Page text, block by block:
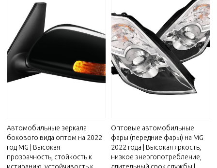
Автомобильные зеркала
бокового вида оптом на 2022
год MG | Высокая
прозрачность, стойкость к
истиранию, устойчивость к
Оптовые автомобильные
фары (передние фары) на MG
2022 года | Высокая яркость,
низкое энергопотребление,
длительный срок службы |